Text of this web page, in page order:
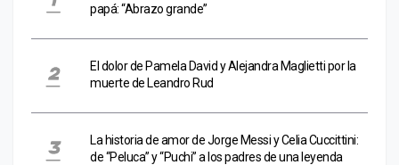
papá: “Abrazo grande”
El dolor de Pamela David y Alejandra Maglietti por la
muerte de Leandro Rud
La historia de amor de Jorge Messi y Celia Cuccittini:
de “Peluca” y “Puchi” a los padres de una leyenda